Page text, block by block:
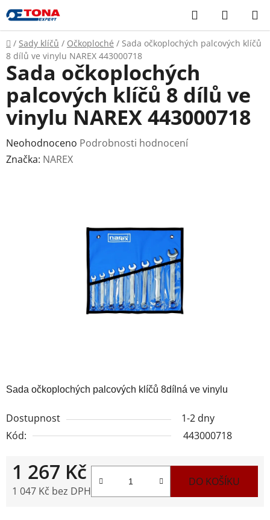
Přejít
na
obsah
Hledat
KOŠÍK
Domů
/ Sady klíčů / Očkoploché / Sada očkoplochých palcových klíčů
8 dílů ve vinylu NAREX 443000718
Sada očkoplochých palcových klíčů 8dílná ve vinylu
Dostupnost
1-2 dny
Kód:
443000718
1 267 Kč
1 047 Kč bez DPH
DO KOŠÍKU
Sada očkoplochých
palcových klíčů 8 dílů ve
vinylu NAREX 443000718
Průměrné
hodnocení
Neohodnoceno Podrobnosti hodnocení
Značka: NAREX